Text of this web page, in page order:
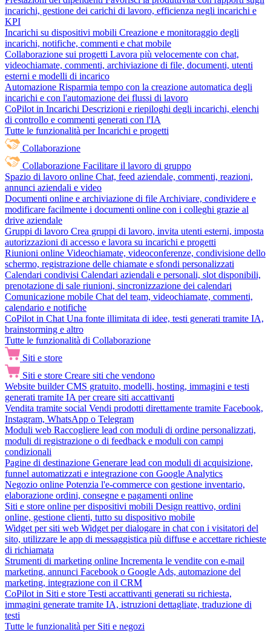
incarichi, gestione dei carichi di lavoro, efficienza negli incarichi e
KPI
Incarichi su dispositivi mobili Creazione e monitoraggio degli
incarichi, notifiche, commenti e chat mobile
Collaborazione sui progetti Lavora più velocemente con chat,
videochiamate, commenti, archiviazione di file, documenti, utenti
esterni e modelli di incarico
Automazione Risparmia tempo con la creazione automatica degli
incarichi e con l'automazione dei flussi di lavoro
CoPilot in Incarichi Descrizioni e riepiloghi degli incarichi, elenchi
di controllo e commenti generati con l'IA
Tutte le funzionalità per Incarichi e progetti
Collaborazione
Collaborazione Facilitare il lavoro di gruppo
Spazio di lavoro online Chat, feed aziendale, commenti, reazioni,
annunci aziendali e video
Documenti online e archiviazione di file Archiviare, condividere e
modificare facilmente i documenti online con i colleghi grazie al
drive aziendale
Gruppi di lavoro Crea gruppi di lavoro, invita utenti esterni, imposta
autorizzazioni di accesso e lavora su incarichi e progetti
Riunioni online Videochiamate, videoconferenze, condivisione dello
schermo, registrazione delle chiamate e sfondi personalizzati
Calendari condivisi Calendari aziendali e personali, slot disponibili,
prenotazione di sale riunioni, sincronizzazione dei calendari
Comunicazione mobile Chat del team, videochiamate, commenti,
calendario e notifiche
CoPilot in Chat Una fonte illimitata di idee, testi generati tramite IA,
brainstorming e altro
Tutte le funzionalità di Collaborazione
Siti e store
Siti e store Creare siti che vendono
Website builder CMS gratuito, modelli, hosting, immagini e testi
generati tramite IA per creare siti accattivanti
Vendita tramite social Vendi prodotti direttamente tramite Facebook,
Instagram, WhatsApp o Telegram
Moduli web Raccogliere lead con moduli di ordine personalizzati,
moduli di registrazione o di feedback e moduli con campi
condizionali
Pagine di destinazione Generare lead con moduli di acquisizione,
funnel automatizzati e integrazione con Google Analytics
Negozio online Potenzia l'e-commerce con gestione inventario,
elaborazione ordini, consegne e pagamenti online
Siti e store online per dispositivi mobili Design reattivo, ordini
online, gestione clienti, tutto su dispositivo mobile
Widget per siti web Widget per dialogare in chat con i visitatori del
sito, utilizzare le app di messaggistica più diffuse e accettare richieste
di richiamata
Strumenti di marketing online Incrementa le vendite con e-mail
marketing, annunci Facebook o Google Ads, automazione del
marketing, integrazione con il CRM
CoPilot in Siti e store Testi accattivanti generati su richiesta,
immagini generate tramite IA, istruzioni dettagliate, traduzione di
testi
Tutte le funzionalità per Siti e negozi